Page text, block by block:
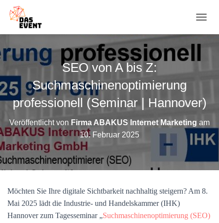
A
O
N
M
S
C
A
E
SEO von A bis Z:
Suchmaschinenoptimierung
professionell (Seminar | Hannover)
Veröffentlicht von Firma ABAKUS Internet Marketing am
10. Februar 2025
Möchten Sie Ihre digitale Sichtbarkeit nachhaltig steigern? Am 8.
Mai 2025 lädt die Industrie- und Handelskammer (IHK)
Hannover zum Tagesseminar „Suchmaschinenoptimierung (SEO)